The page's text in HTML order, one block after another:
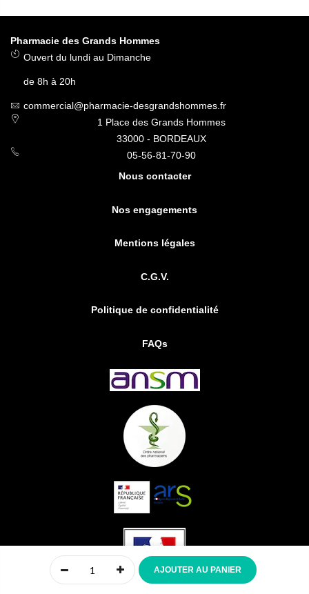
Pharmacie des Grands Hommes
Ouvert du lundi au Dimanche
de 8h à 20h
commercial@pharmacie-desgrandshommes.fr
1 Place des Grands Hommes
33000 - BORDEAUX
05-56-81-70-90
Nous contacter
Nos engagements
Mentions légales
C.G.V.
Politique de confidentialité
FAQs
Accueil Mon panier
AJOUTER AU PANIER